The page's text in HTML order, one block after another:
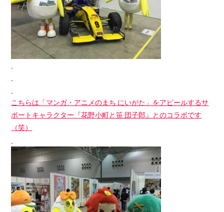
こちらは「マンガ・アニメのまち にいがた」をアピールするサ
ポートキャラクター『花野小町と笹 団子郎』とのコラボです
（笑）